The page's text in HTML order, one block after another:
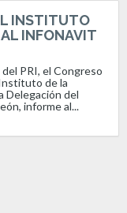
INSTITUTO
INFONAVIT
PRI, el Congreso
de la
Delegación del
informe al...